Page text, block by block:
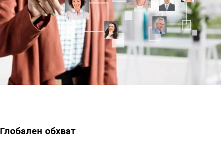
Глобален обхват